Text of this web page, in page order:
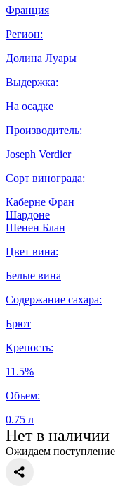
Франция
Регион:
Долина Луары
Выдержка:
На осадке
Производитель:
Joseph Verdier
Сорт винограда:
Каберне Фран
Шардоне
Шенен Блан
Цвет вина:
Белые вина
Содержание сахара:
Брют
Крепость:
11.5%
Объем:
0.75 л
Нет в наличии
Ожидаем поступление